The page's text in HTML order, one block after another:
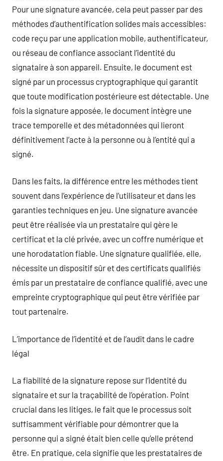
Pour une signature avancée, cela peut passer par des
méthodes d’authentification solides mais accessibles:
code reçu par une application mobile, authentificateur,
ou réseau de confiance associant l’identité du
signataire à son appareil. Ensuite, le document est
signé par un processus cryptographique qui garantit
que toute modification postérieure est détectable. Une
fois la signature apposée, le document intègre une
trace temporelle et des métadonnées qui lieront
définitivement l’acte à la personne ou à l’entité qui a
signé.
Dans les faits, la différence entre les méthodes tient
souvent dans l’expérience de l’utilisateur et dans les
garanties techniques en jeu. Une signature avancée
peut être réalisée via un prestataire qui gère le
certificat et la clé privée, avec un coffre numérique et
une horodatation fiable. Une signature qualifiée, elle,
nécessite un dispositif sûr et des certificats qualifiés
émis par un prestataire de confiance qualifié, avec une
empreinte cryptographique qui peut être vérifiée par
tout partenaire.
L’importance de l’identité et de l’audit dans le cadre
légal
La fiabilité de la signature repose sur l’identité du
signataire et sur la traçabilité de l’opération. Point
crucial dans les litiges, le fait que le processus soit
suffisamment vérifiable pour démontrer que la
personne qui a signé était bien celle qu’elle prétend
être. En pratique, cela signifie que les prestataires de